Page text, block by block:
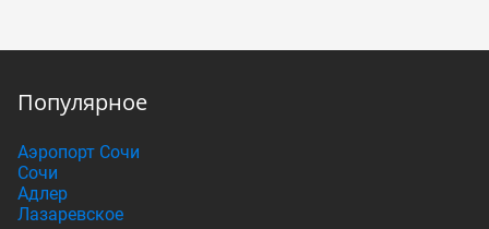
Популярное
Аэропорт Сочи
Сочи
Адлер
Лазаревское